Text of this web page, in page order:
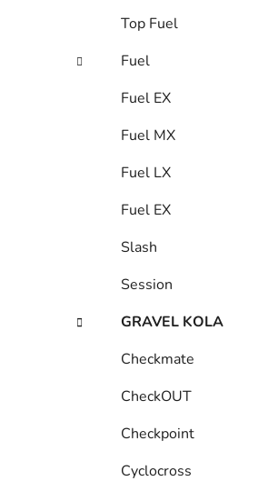
Top Fuel
Fuel
Fuel EX
Fuel MX
Fuel LX
Fuel EX
Slash
Session
GRAVEL KOLA
Checkmate
CheckOUT
Checkpoint
Cyclocross